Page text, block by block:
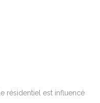
résidentiel est influencé